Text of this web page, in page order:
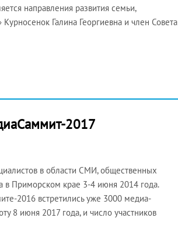
направления развития семьи,
Галина Георгиевна и член Совета
2017
в области СМИ, общественных
Приморском крае 3-4 июня 2014 года.
2016 встретились уже 3000 медиа-
8 июня 2017 года, и число участников